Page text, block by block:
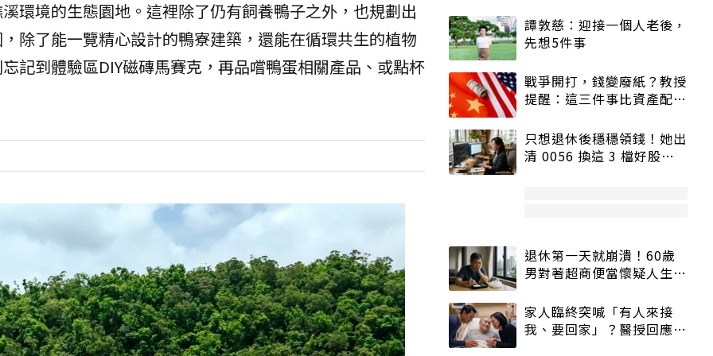
環境的生態園地。這裡除了仍有飼養鴨子之外，也規劃出
除了能一覽精心設計的鴨寮建築，還能在循環共生的植物
記到體驗區DIY磁磚馬賽克，再品嚐鴨蛋相關產品、或點杯
譚敦慈：迎接一個人老後，
先想5件事
戰爭開打，錢變廢紙？教授
提醒：這三件事比資產配置
只想退休後穩穩領錢！她出
清 0056 換這 3 檔好股：
退休第一天就崩潰！60歲
男對著超商便當懷疑人生
家人臨終突喊「有人來接
我、要回家」？醫授回應方